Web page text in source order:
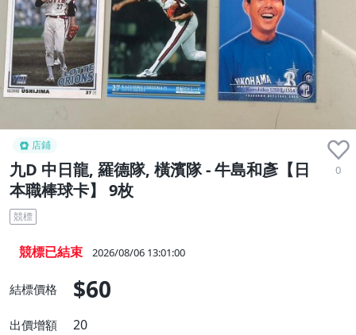
店鋪
九D 中日龍, 羅德隊, 橫濱隊 - 牛島和彥【日
本職棒球卡】 9枚
0
競標
競標已結束 2026/08/06 13:01:00
結標價格 $60
出價增額 20